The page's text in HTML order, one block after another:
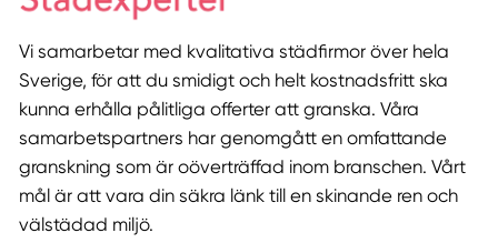
Vi samarbetar med kvalitativa städfirmor över hela
Sverige, för att du smidigt och helt kostnadsfritt ska
kunna erhålla pålitliga offerter att granska. Våra
samarbetspartners har genomgått en omfattande
granskning som är oöverträffad inom branschen. Vårt
mål är att vara din säkra länk till en skinande ren och
välstädad miljö.